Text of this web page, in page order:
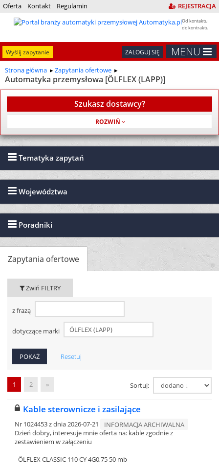
Oferta Kontakt Regulamin REJESTRACJA
Od kontaktu
do kontraktu
MENU
ZALOGUJ SIĘ
Wyślij zapytanie
Strona główna Zapytania ofertowe
Automatyka przemysłowa [ÖLFLEX (LAPP)]
Zapytania ofertowe
Zwiń FILTRY
z frazą
dotyczące marki
Resetuj
1 2 » Sortuj:
Kable sterownicze i zasilające
Nr 1024453 z dnia 2026-07-21
INFORMACJA ARCHIWALNA
Dzień dobry, interesuje mnie oferta na: kable zgodnie z
zestawieniem w załączeniu
- ÖLFLEX CLASSIC 110 CY 4G0,75 50 mb
Tematyka zapytań
Województwa
Poradniki
Szukasz dostawcy?
Usługa jest bezpłatna